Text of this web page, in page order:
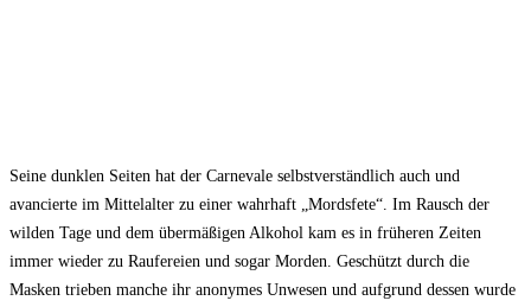
Seine dunklen Seiten hat der Carnevale selbstverständlich auch und
avancierte im Mittelalter zu einer wahrhaft „Mordsfete“. Im Rausch der
wilden Tage und dem übermäßigen Alkohol kam es in früheren Zeiten
immer wieder zu Raufereien und sogar Morden. Geschützt durch die
Masken trieben manche ihr anonymes Unwesen und aufgrund dessen wurde